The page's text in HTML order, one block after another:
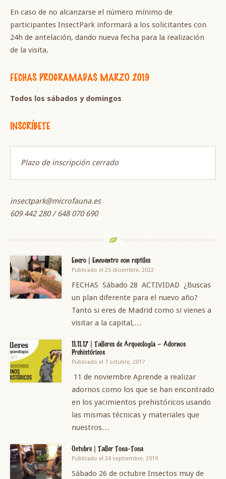
En caso de no alcanzarse el número mínimo de
participantes InsectPark informará a los solicitantes con
24h de antelación, dando nueva fecha para la realización
de la visita.
FECHAS PROGRAMADAS MARZO 2019
Todos los sábados y domingos
INSCRÍBETE
Plazo de inscripción cerrado
insectpark@microfauna.es
609 442 280 / 648 070 690
Enero | Encuentro con reptiles
Publicado el 25 diciembre, 2022
FECHAS Sábado 28 ACTIVIDAD ¿Buscas
un plan diferente para el nuevo año?
Tanto si eres de Madrid como si vienes a
visitar a la capital,…
11.11.17 | Talleres de Arqueología – Adornos
Prehistóricos
Publicado el 7 octubre, 2017
11 de noviembre Aprende a realizar
adornos como los que se han encontrado
en los yacimientos prehistóricos usando
las mismas técnicas y materiales que
nuestros…
Octubre | Taller Toca-Toca
Publicado el 24 septiembre, 2019
Sábado 26 de octubre Insectos muy de